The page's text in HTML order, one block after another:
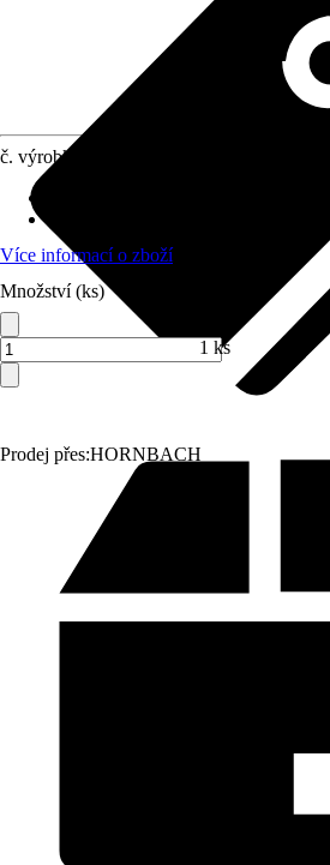
Prodej přes:HORNBACH
č. výrobku
Více informací o zboží
Množství (ks)
1 ks